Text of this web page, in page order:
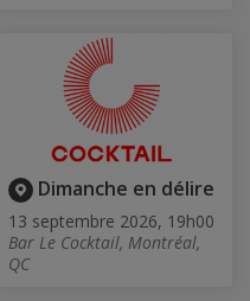
Dimanche en délire
13 septembre 2026, 19h00
Bar Le Cocktail, Montréal,
QC